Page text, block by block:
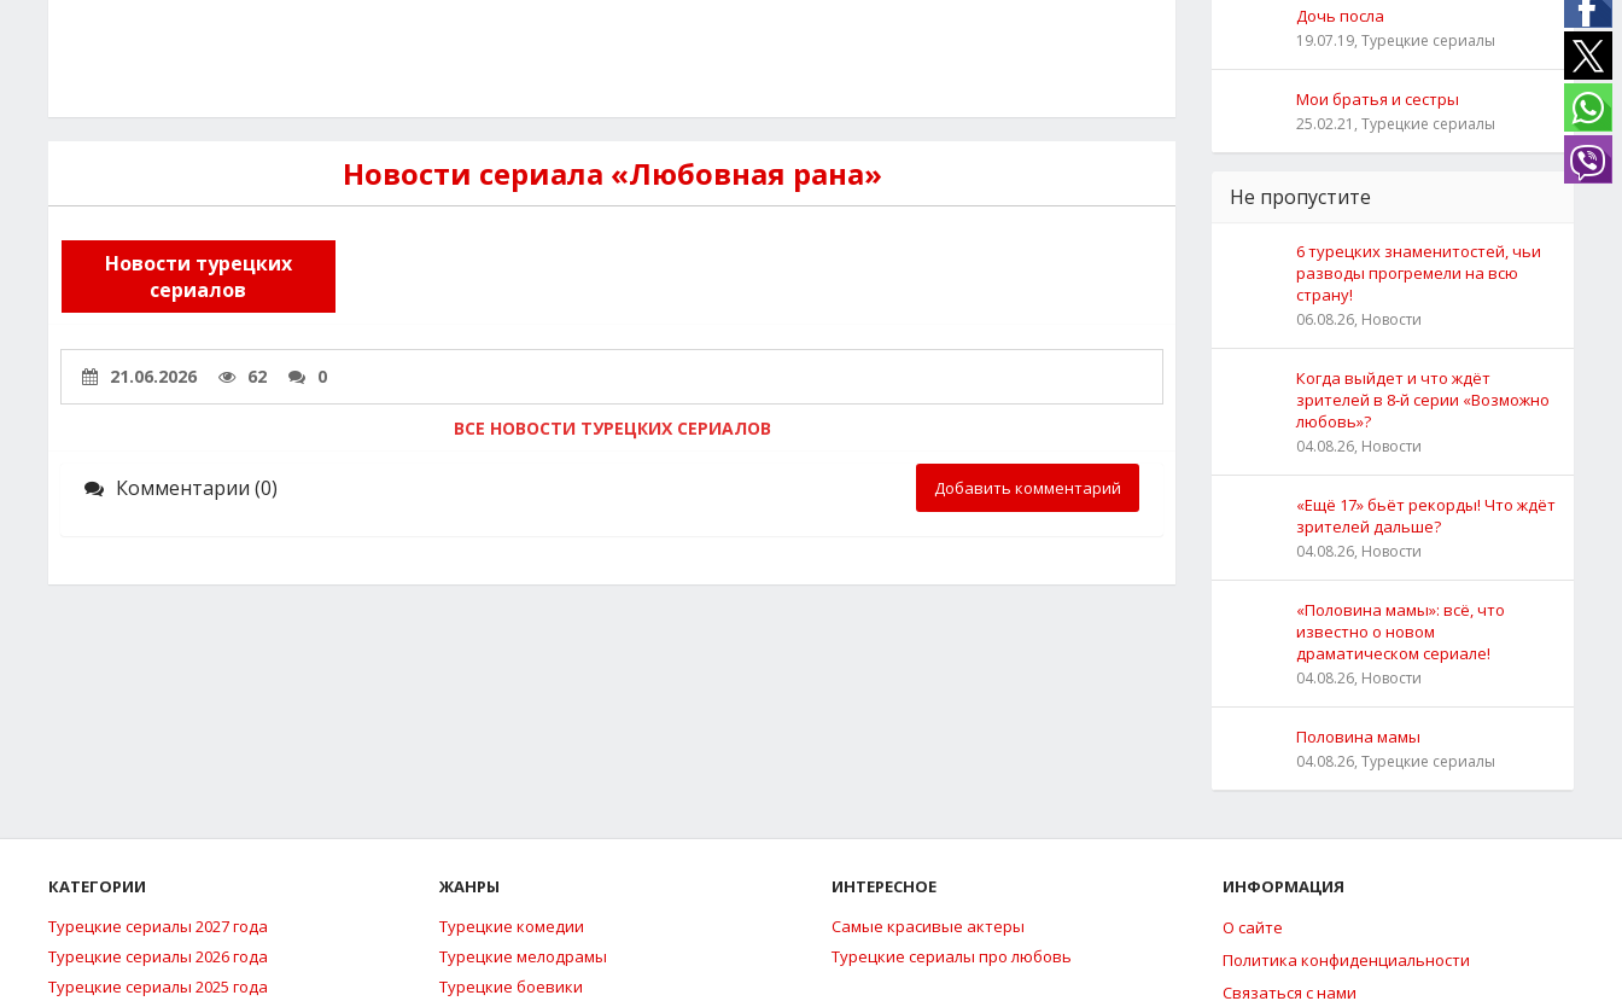
Новости сериала «Любовная рана»
Новости турецких
сериалов
21.06.2026 62 0
ВСЕ НОВОСТИ ТУРЕЦКИХ СЕРИАЛОВ
Комментарии (0) Добавить комментарий
Дочь посла
19.07.19, Турецкие сериалы
Мои братья и сестры
25.02.21, Турецкие сериалы
Не пропустите
6 турецких знаменитостей, чьи
разводы прогремели на всю
страну!
06.08.26, Новости
Когда выйдет и что ждёт
зрителей в 8-й серии «Возможно
любовь»?
04.08.26, Новости
«Ещё 17» бьёт рекорды! Что ждёт
зрителей дальше?
04.08.26, Новости
«Половина мамы»: всё, что
известно о новом
драматическом сериале!
04.08.26, Новости
Половина мамы
04.08.26, Турецкие сериалы
КАТЕГОРИИ
Турецкие сериалы 2027 года
Турецкие сериалы 2026 года
Турецкие сериалы 2025 года
ЖАНРЫ
Турецкие комедии
Турецкие мелодрамы
Турецкие боевики
ИНТЕРЕСНОЕ
Самые красивые актеры
Турецкие сериалы про любовь
ИНФОРМАЦИЯ
О сайте
Политика конфиденциальности
Связаться с нами